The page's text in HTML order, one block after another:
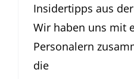
Insidertipps aus
Wir haben uns mit
Personalern
die